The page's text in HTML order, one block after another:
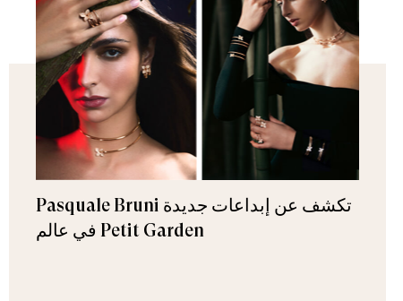
Pasquale Bruni تكشف عن إبداعات جديدة
في عالم Petit Garden